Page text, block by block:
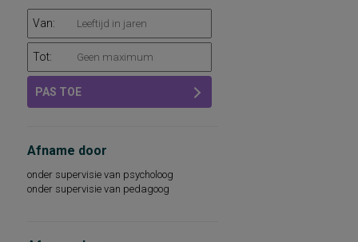
Van:
Tot:
PAS TOE
Afname door
onder supervisie van psycholoog
onder supervisie van pedagoog